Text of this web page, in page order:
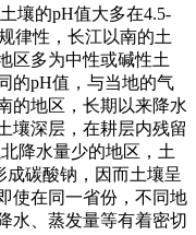
的pH值大多在4.5-
律性，长江以南的土
区多为中性或碱性土
的pH值，与当地的气
的地区，长期以来降水
壤深层，在耕层内残留
降水量少的地区，土
成碳酸钠，因而土壤呈
使在同一省份，不同地
水、蒸发量等有着密切